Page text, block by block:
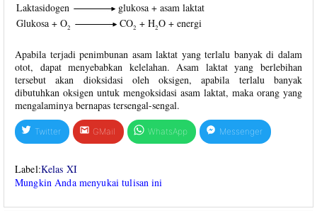
Laktasidogen
glukosa + asam laktat
Glukosa + O2 CO2 + H2O + energi
Apabila terjadi penimbunan asam laktat yang terlalu banyak di dalam
otot, dapat menyebabkan kelelahan. Asam laktat yang berlebihan
tersebut akan dioksidasi oleh oksigen, apabila terlalu banyak
dibutuhkan oksigen untuk mengoksidasi asam laktat, maka orang yang
mengalaminya bernapas tersengal-sengal.
Twitter GMail WhatsApp Messenger
Label:Kelas XI
Mungkin Anda menyukai tulisan ini